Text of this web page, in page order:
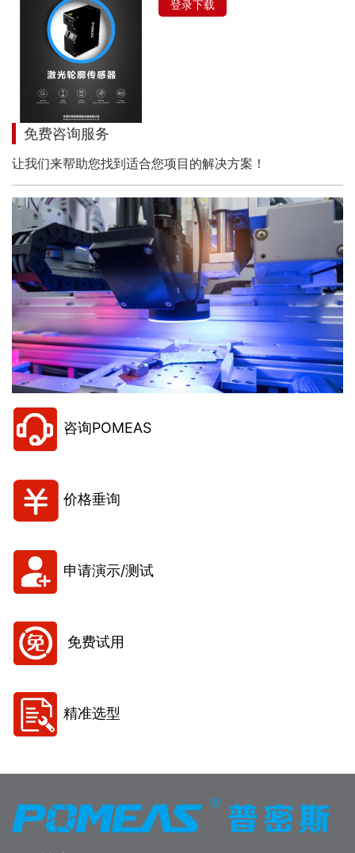
登录下载
免费咨询服务
让我们来帮助您找到适合您项目的解决方案！
咨询POMEAS
价格垂询
申请演示/测试
免费试用
精准选型